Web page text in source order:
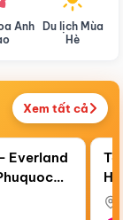
Anh
Du lịch Mùa
Hè
Xem tất cả
nổi bật
Everland